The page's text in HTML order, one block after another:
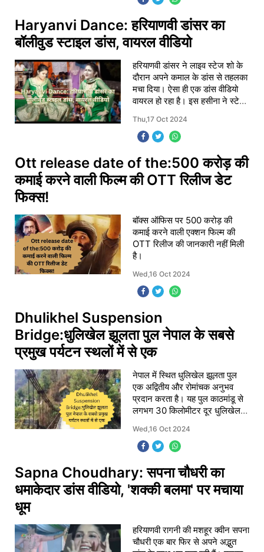
Haryanvi Dance: हरियाणवी डांसर का
बॉलीवुड स्टाइल डांस, वायरल वीडियो
हरियाणवी डांसर ने लाइव स्टेज शो के
दौरान अपने कमाल के डांस से तहलका
मचा दिया। ऐसा ही एक डांस वीडियो
वायरल हो रहा है। इस हसीना ने स्टेज
कि भीड़ बेकाबू हो गई।
Thu,17 Oct 2024
Ott release date of the:500 करोड़ की
कमाई करने वाली फिल्म की OTT रिलीज डेट
फिक्स!
बॉक्स ऑफिस पर 500 करोड़ की
कमाई करने वाली एक्शन फिल्म की
OTT रिलीज की जानकारी नहीं मिली
है।
Wed,16 Oct 2024
Dhulikhel Suspension
Bridge:धुलिखेल झूलता पुल नेपाल के सबसे
प्रमुख पर्यटन स्थलों में से एक
नेपाल में स्थित धुलिखेल झूलता पुल
एक अद्वितीय और रोमांचक अनुभव
प्रदान करता है। यह पुल काठमांडू से
लगभग 30 किलोमीटर दूर धुलिखेल
Wed,16 Oct 2024
Sapna Choudhary: सपना चौधरी का
धमाकेदार डांस वीडियो, 'शक्‍की बलमा' पर मचाया
धूम
हरियाणवी रागनी की मशहूर क्वीन सपना
चौधरी एक बार फिर से अपने अद्भुत